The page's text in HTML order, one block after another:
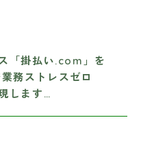
「掛払い.com」を
務ストレスゼロ
します…